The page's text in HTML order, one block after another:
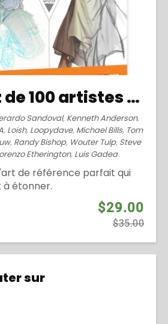
Apprenez de 100 artistes célèbres (2014)
Sandoval, Kenneth Anderson,
, Loish, Loopydave, Michael Bills, Tom
, Randy Bishop, Wouter Tulp, Steve
Etherington, Luis Gadea
de référence parfait qui
étonner.
$29.00
$35.00
sur